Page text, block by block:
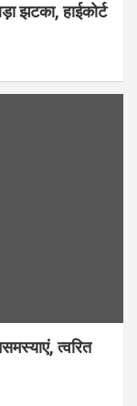
झटका, हाईकोर्ट
त्वरित